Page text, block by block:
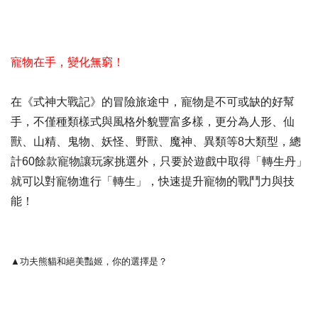
寵物在手，變化無窮！
在《式神大戰記》的冒險旅途中，寵物是不可或缺的好幫
手，不僅種類樣式與風格外貌豐富多樣，更分為人形、仙
獸、山精、鬼物、妖怪、野獸、魔神、異類等8大類型，總
計60餘款寵物讓玩家挑選外，只要於遊戲中取得「轉生丹」
就可以對寵物進行「轉生」，快速提升寵物的戰鬥力與技
能！
▲功夫熊貓和絕美豔姬，你的選擇是？